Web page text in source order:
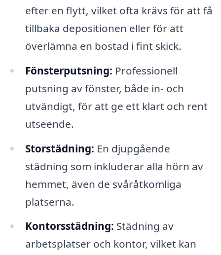
efter en flytt, vilket ofta krävs för att få
tillbaka depositionen eller för att
överlämna en bostad i fint skick.
Fönsterputsning: Professionell
putsning av fönster, både in- och
utvändigt, för att ge ett klart och rent
utseende.
Storstädning: En djupgående
städning som inkluderar alla hörn av
hemmet, även de svåråtkomliga
platserna.
Kontorsstädning: Städning av
arbetsplatser och kontor, vilket kan